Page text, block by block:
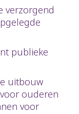
verzorgend
publieke
uitbouw
ouderen
voor